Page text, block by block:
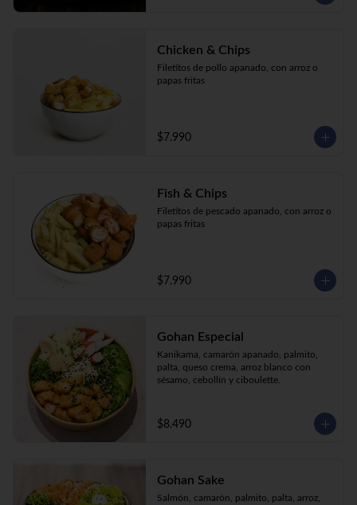
Chicken & Chips
Filetitos de pollo apanado, con arroz o
papas fritas
$7.990
Fish & Chips
Filetitos de pescado apanado, con arroz o
papas fritas
$7.990
Gohan Especial
Kanikama, camarón apanado, palmito,
palta, queso crema, arroz blanco con
sésamo, cebollín y ciboulette.
$8.490
Gohan Sake
Salmón, camarón, palmito, palta, arroz,